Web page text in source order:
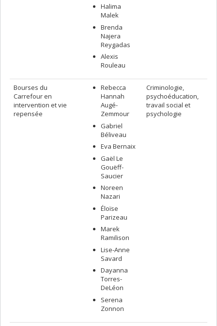
Halima
Malek
Brenda
Najera
Reygadas
Alexis
Rouleau
Bourses du
Carrefour en
intervention et vie
repensée
Rebecca
Hannah
Augé-
Zemmour
Gabriel
Béliveau
Eva Bernaix
Gaël Le
Gouëff-
Saucier
Noreen
Nazari
Éloïse
Parizeau
Marek
Ramilison
Lise-Anne
Savard
Dayanna
Torres-
DeLéon
Serena
Zonnon
Criminologie,
psychoéducation,
travail social et
psychologie